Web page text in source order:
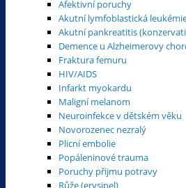
Afektivní poruchy
Akutní lymfoblastická
Akutní pankreatitis
Demence u Alzheimerovy
Fraktura femuru
HIV/AIDS
Infarkt myokardu
Maligní melanom
Neuroinfekce v dětském věku
Novorozenec nezralý
Plicní embolie
Popáleninové trauma
Poruchy přijmu potravy
Růže (erysipel)